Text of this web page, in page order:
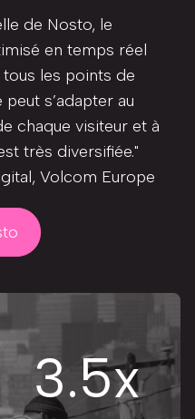
de Nosto, le
en temps réel
les points de
s’adapter au
chaque visiteur et à
très diversifiée."
Volcom Europe
3.5x